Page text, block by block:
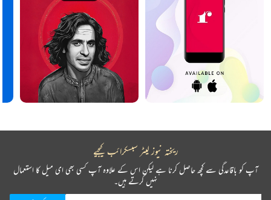
ریختہ نیوز لیٹر سبسکرائب کیجیے
آپ کو باقاعدگی سے کچھ حاصل کرنا ہے لیکن اس کے علاوہ آپ کسی بھی ای میل کا استعمال
نہیں کرتے ہیں۔